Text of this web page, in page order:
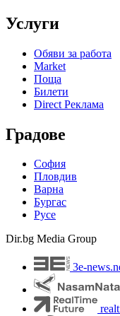
Услуги
Обяви за работа
Market
Поща
Билети
Direct Реклама
Градове
София
Пловдив
Варна
Бургас
Русе
Dir.bg Media Group
3e-